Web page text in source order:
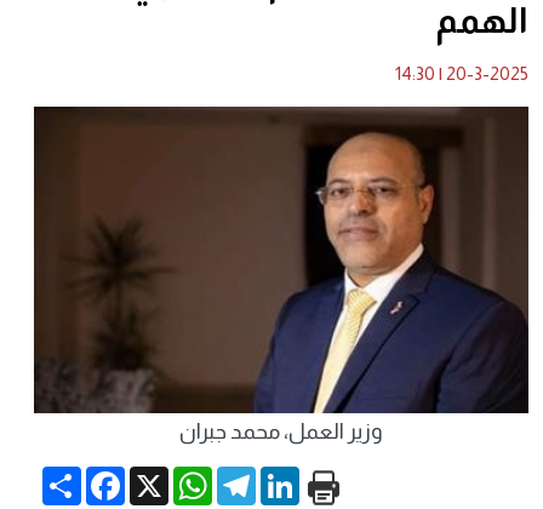
الهمم
20-3-2025
|
14:30
وزير العمل، محمد جبران
Share
Facebook X
WhatsApp
TelegramLinkedIn